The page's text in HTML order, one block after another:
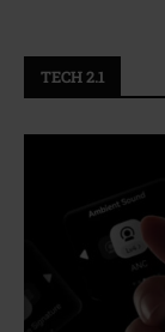
TECH 2.1